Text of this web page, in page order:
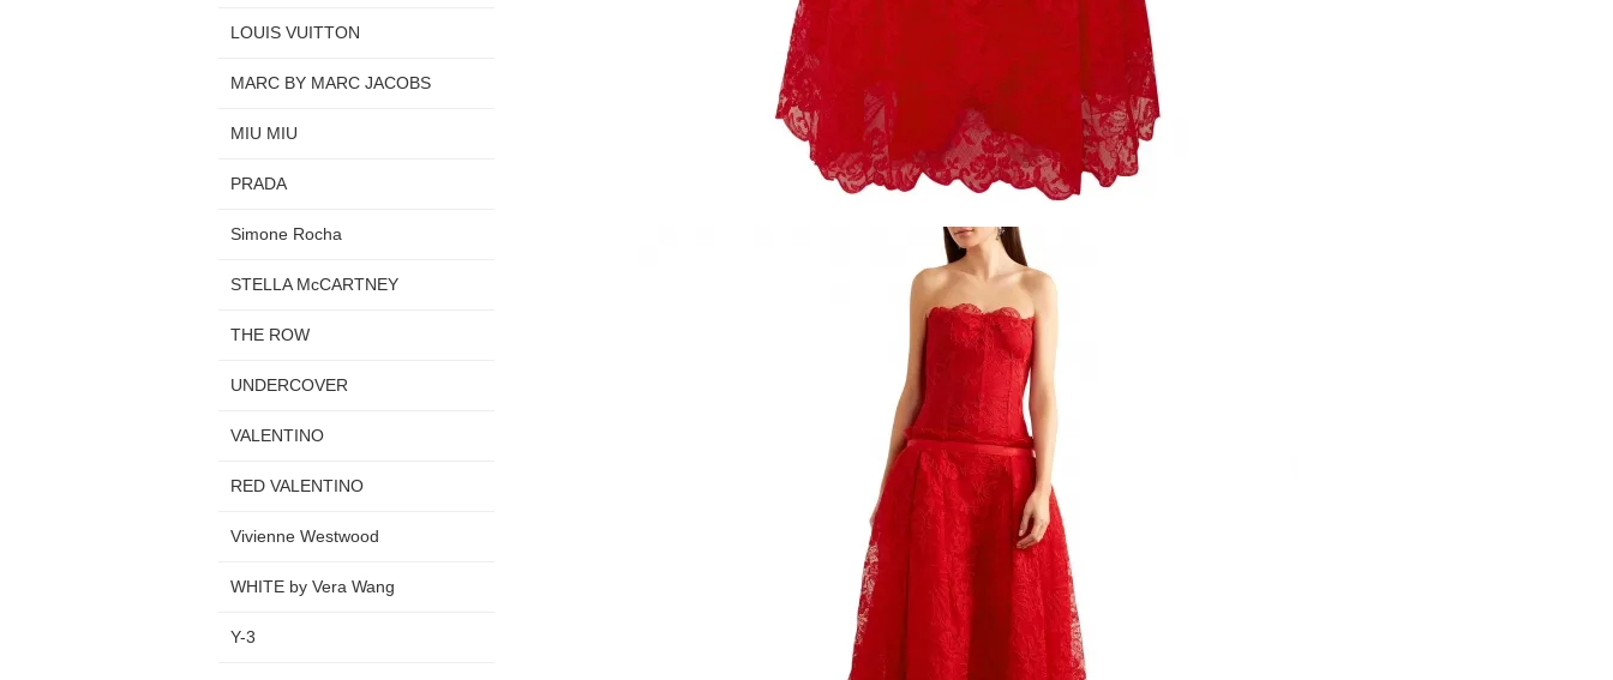
LOUIS VUITTON
MARC BY MARC JACOBS
MIU MIU
PRADA
Simone Rocha
STELLA McCARTNEY
THE ROW
UNDERCOVER
VALENTINO
RED VALENTINO
Vivienne Westwood
WHITE by Vera Wang
Y-3